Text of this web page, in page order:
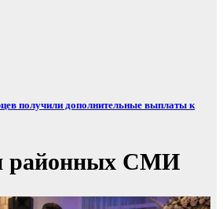
получили дополнительные выплаты к